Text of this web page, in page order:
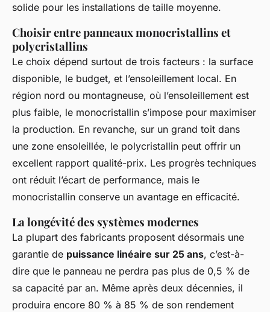
solide pour les installations de taille moyenne.
Choisir entre panneaux monocristallins et
polycristallins
Le choix dépend surtout de trois facteurs : la surface
disponible, le budget, et l’ensoleillement local. En
région nord ou montagneuse, où l’ensoleillement est
plus faible, le monocristallin s’impose pour maximiser
la production. En revanche, sur un grand toit dans
une zone ensoleillée, le polycristallin peut offrir un
excellent rapport qualité-prix. Les progrès techniques
ont réduit l’écart de performance, mais le
monocristallin conserve un avantage en efficacité.
La longévité des systèmes modernes
La plupart des fabricants proposent désormais une
garantie de puissance linéaire sur 25 ans, c’est-à-
dire que le panneau ne perdra pas plus de 0,5 % de
sa capacité par an. Même après deux décennies, il
produira encore 80 % à 85 % de son rendement